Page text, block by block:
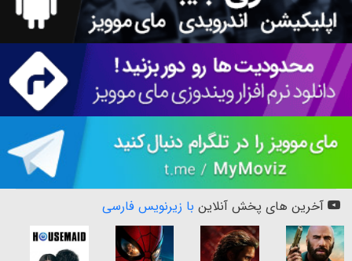
آخرین های پخش آنلاین با زیرنویس فارسی